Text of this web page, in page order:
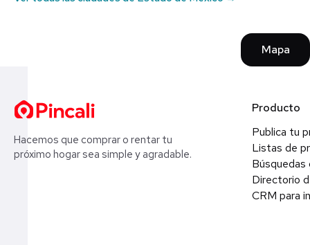
Mapa
Hacemos que comprar o rentar tu
próximo hogar sea simple y agradable.
Producto
Publica tu
Listas de
Búsquedas
Directorio
CRM para